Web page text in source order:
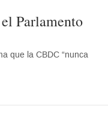
Parlamento
que la CBDC “nunca